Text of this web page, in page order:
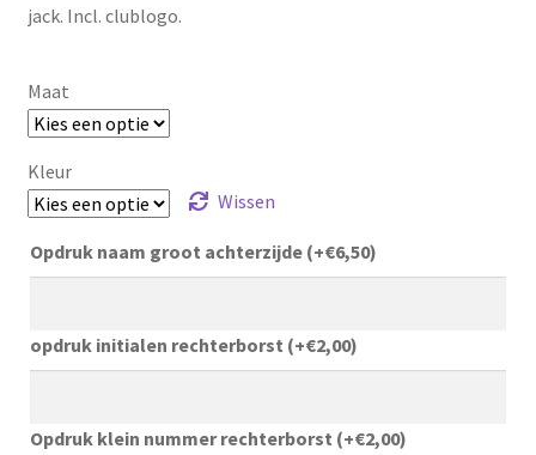
jack. Incl. clublogo.
Maat
Kleur
Wissen
Opdruk naam groot achterzijde (+€6,50)
opdruk initialen rechterborst (+€2,00)
Opdruk klein nummer rechterborst (+€2,00)